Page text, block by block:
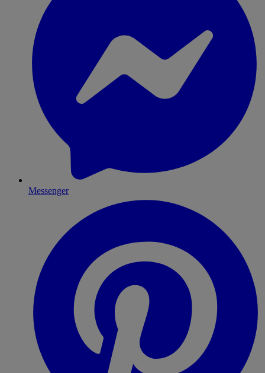
Messenger